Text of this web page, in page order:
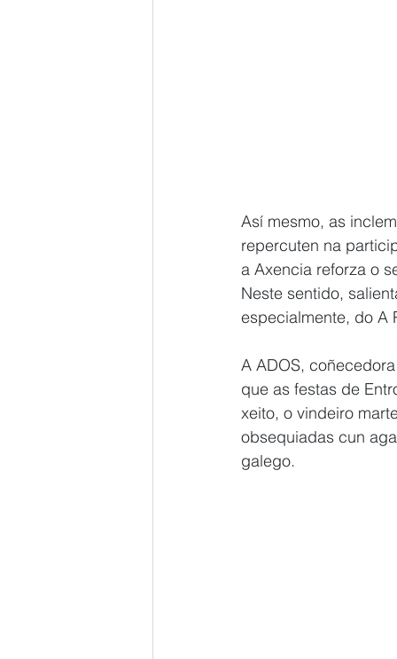
Así mesmo, as
repercuten na
a Axencia reforza o
Neste sentido,
especialmente, do A
A ADOS,
que as festas de
xeito, o vindeiro
obsequiadas cun
galego.